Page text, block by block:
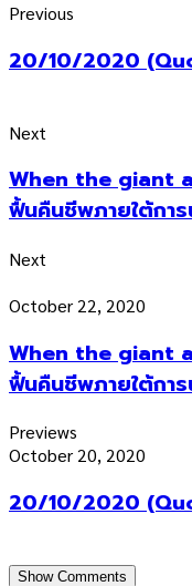
Previous
20/10/2020
Next
When the giant
ฟื้นคืนชีพภายใต้กา
Next
October 22, 2020
When the giant
ฟื้นคืนชีพภายใต้กา
Previews
October 20, 2020
20/10/2020
Show Comments